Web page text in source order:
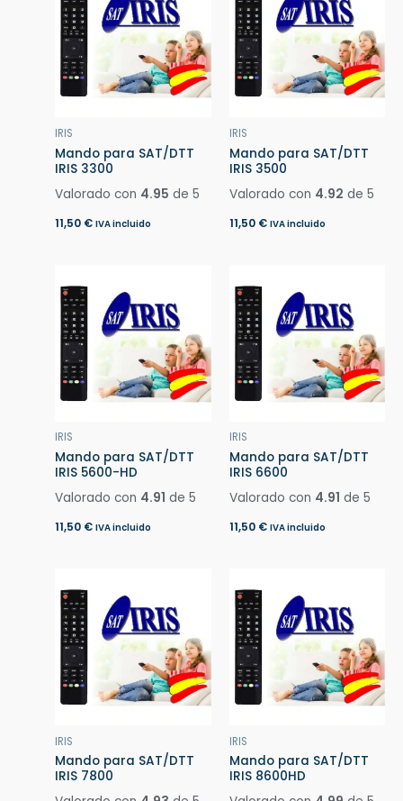
IRIS
Mando para SAT/DTT
IRIS 3300
Valorado con 4.95 de 5
11,50 € IVA incluido
IRIS
Mando para SAT/DTT
IRIS 3500
Valorado con 4.92 de 5
11,50 € IVA incluido
IRIS
Mando para SAT/DTT
IRIS 5600-HD
Valorado con 4.91 de 5
11,50 € IVA incluido
IRIS
Mando para SAT/DTT
IRIS 6600
Valorado con 4.91 de 5
11,50 € IVA incluido
IRIS
Mando para SAT/DTT
IRIS 7800
IRIS
Mando para SAT/DTT
IRIS 8600HD